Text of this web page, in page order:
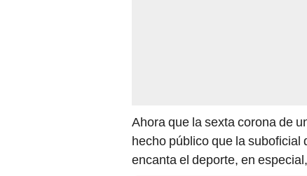
Ahora que la sexta corona de
hecho público que la suboficial
encanta el deporte, en